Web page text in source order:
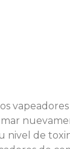
nivel de